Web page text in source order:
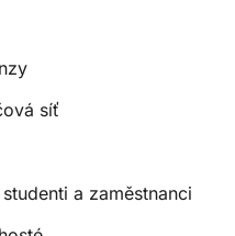
síť
a zaměstnanci